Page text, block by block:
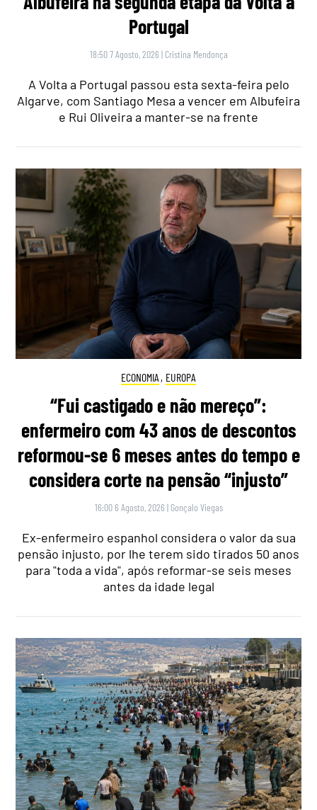
Portugal
18:50 7 Agosto, 2026 | Cristina Mendonça
A Volta a Portugal passou esta sexta-feira pelo
Algarve, com Santiago Mesa a vencer em Albufeira
e Rui Oliveira a manter-se na frente
ECONOMIA , EUROPA
“Fui castigado e não mereço”:
enfermeiro com 43 anos de descontos
reformou-se 6 meses antes do tempo e
considera corte na pensão “injusto”
16:00 6 Agosto, 2026 | Gonçalo Viegas
Ex-enfermeiro espanhol considera o valor da sua
pensão injusto, por lhe terem sido tirados 50 anos
para "toda a vida", após reformar-se seis meses
antes da idade legal